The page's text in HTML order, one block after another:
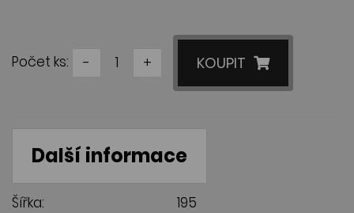
Počet ks: - + KOUPIT
Další informace
Šířka:
195